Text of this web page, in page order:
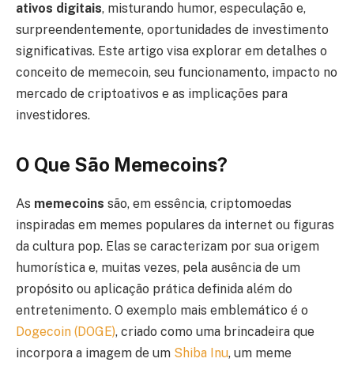
ativos digitais, misturando humor, especulação e,
surpreendentemente, oportunidades de investimento
significativas. Este artigo visa explorar em detalhes o
conceito de memecoin, seu funcionamento, impacto no
mercado de criptoativos e as implicações para
investidores.
O Que São Memecoins?
As memecoins são, em essência, criptomoedas
inspiradas em memes populares da internet ou figuras
da cultura pop. Elas se caracterizam por sua origem
humorística e, muitas vezes, pela ausência de um
propósito ou aplicação prática definida além do
entretenimento. O exemplo mais emblemático é o
Dogecoin (DOGE), criado como uma brincadeira que
incorpora a imagem de um Shiba Inu, um meme